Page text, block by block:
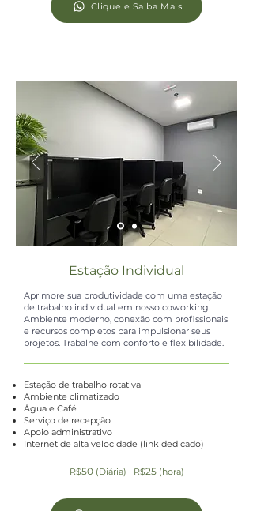
Clique e Saiba Mais
Estação Individual
R$50 (Diária) | R$25 (hora)
Aprimore sua produtividade com uma estação
de trabalho individual em nosso coworking.
Ambiente moderno, conexão com profissionais
e recursos completos para impulsionar seus
projetos. Trabalhe com conforto e flexibilidade.
Estação de trabalho rotativa
Ambiente climatizado
Água e Café
Serviço de recepção
Apoio administrativo
Internet de alta velocidade (link dedicado)